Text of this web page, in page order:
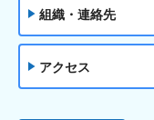
組織・連絡先
アクセス